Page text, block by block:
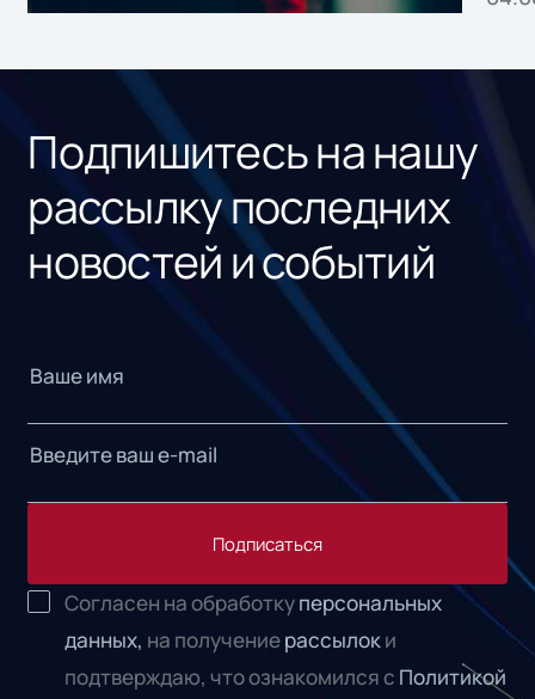
Подпишитесь на нашу
рассылку последних
новостей и событий
Подписаться
Согласен на обработкуперсональных
данных, на получениерассылоки
подтверждаю, что ознакомился с Политикой